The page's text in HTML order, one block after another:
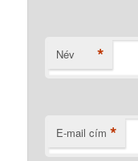
Név *
E-mail cím *